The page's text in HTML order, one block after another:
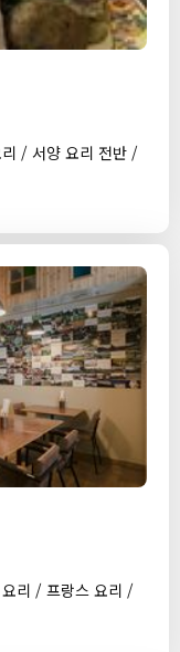
/ 서양 요리 전반 /
리 / 프랑스 요리 /